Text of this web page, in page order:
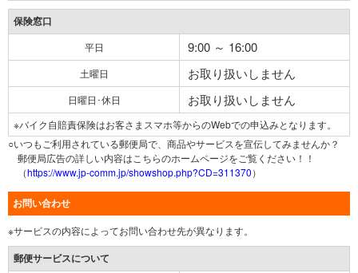
保険窓口
平日 9:00 ～ 16:00
土曜日 お取り扱いしません
日曜日･休日 お取り扱いしません
※バイク自賠責保険はお客さまスマホ等からのWebでの申込みとなります。
○いつもご利用されている郵便局で、商品やサービスを宣伝してみませんか？
郵便局広告の詳しい内容はこちらのホームページをご覧ください！！
（https://www.jp-comm.jp/showshop.php?CD=311370）
お問い合わせ
※サービスの内容によってお問い合わせ先が異なります。
郵便サービスについて